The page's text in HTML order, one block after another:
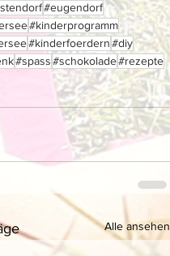
#eugendorf
#kinderprogramm
#kinderfoerdern#diy
#spass#schokolade#rezepte
Alle ansehen